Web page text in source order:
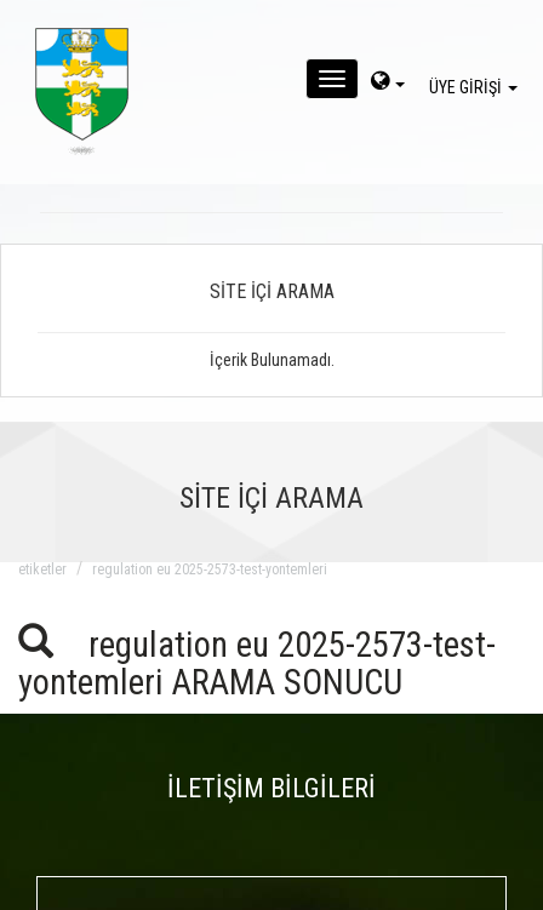
MENU ÜYE GİRİŞİ
SİTE İÇİ ARAMA
İçerik Bulunamadı.
SİTE İÇİ ARAMA
eti̇ketler regulation eu 2025-2573-test-yontemleri
regulation eu 2025-2573-test-
yontemleri ARAMA SONUCU
İLETİŞİM BİLGİLERİ